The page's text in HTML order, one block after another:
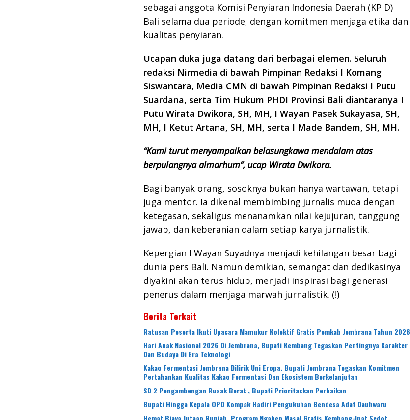
sebagai anggota Komisi Penyiaran Indonesia Daerah (KPID)
Bali selama dua periode, dengan komitmen menjaga etika dan
kualitas penyiaran.
Ucapan duka juga datang dari berbagai elemen. Seluruh
redaksi Nirmedia di bawah Pimpinan Redaksi I Komang
Siswantara, Media CMN di bawah Pimpinan Redaksi I Putu
Suardana, serta Tim Hukum PHDI Provinsi Bali diantaranya I
Putu Wirata Dwikora, SH, MH, I Wayan Pasek Sukayasa, SH,
MH, I Ketut Artana, SH, MH, serta I Made Bandem, SH, MH.
“Kami turut menyampaikan belasungkawa mendalam atas
berpulangnya almarhum”, ucap Wirata Dwikora.
Bagi banyak orang, sosoknya bukan hanya wartawan, tetapi
juga mentor. Ia dikenal membimbing jurnalis muda dengan
ketegasan, sekaligus menanamkan nilai kejujuran, tanggung
jawab, dan keberanian dalam setiap karya jurnalistik.
Kepergian I Wayan Suyadnya menjadi kehilangan besar bagi
dunia pers Bali. Namun demikian, semangat dan dedikasinya
diyakini akan terus hidup, menjadi inspirasi bagi generasi
penerus dalam menjaga marwah jurnalistik. (!)
Berita Terkait
Ratusan Peserta Ikuti Upacara Mamukur Kolektif Gratis Pemkab Jembrana Tahun 2026
Hari Anak Nasional 2026 Di Jembrana, Bupati Kembang Tegaskan Pentingnya Karakter
Dan Budaya Di Era Teknologi
Kakao Fermentasi Jembrana Dilirik Uni Eropa. Bupati Jembrana Tegaskan Komitmen
Pertahankan Kualitas Kakao Fermentasi Dan Ekosistem Berkelanjutan
SD 2 Pengambengan Rusak Berat , Bupati Prioritaskan Perbaikan
Bupati Hingga Kepala OPD Kompak Hadiri Pengukuhan Bendesa Adat Dauhwaru
Hemat Biaya Jutaan Rupiah, Program Ngaben Masal Gratis Kembang-Ipat Sedot